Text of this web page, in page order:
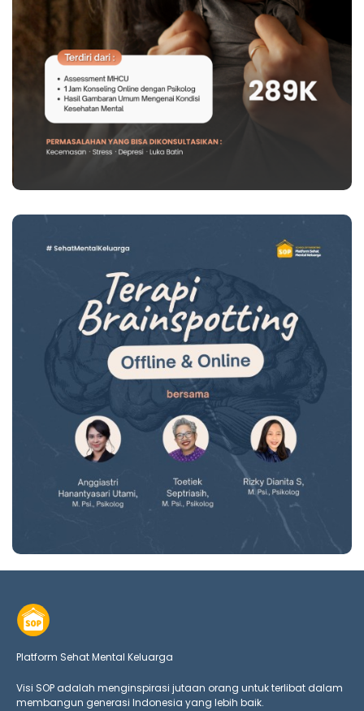
Platform Sehat Mental Keluarga
Visi SOP adalah menginspirasi jutaan orang untuk terlibat dalam
membangun generasi Indonesia yang lebih baik.